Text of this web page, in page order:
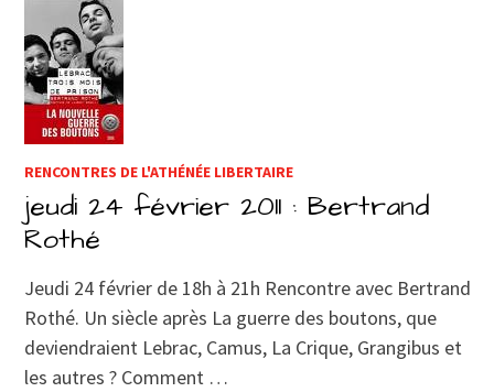
RENCONTRES DE L'ATHÉNÉE LIBERTAIRE
jeudi 24 février 2011 : Bertrand
Rothé
Jeudi 24 février de 18h à 21h Rencontre avec Bertrand
Rothé. Un siècle après La guerre des boutons, que
deviendraient Lebrac, Camus, La Crique, Grangibus et
les autres ? Comment …